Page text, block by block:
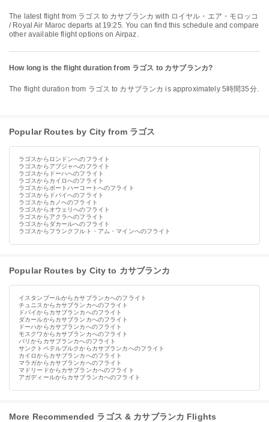
The latest flight from ラゴス to カサブランカ with ロイヤル・エア・モロッコ
/ Royal Air Maroc departs at 19:25. You can find this schedule and compare
other available flight options on Airpaz.
How long is the flight duration from ラゴス to カサブランカ?
The flight duration from ラゴス to カサブランカ is approximately 5時間35分.
Popular Routes by City from ラゴス
ラゴスからロンドンへのフライト
ラゴスからアブジャへのフライト
ラゴスからドーハへのフライト
ラゴスからカイロへのフライト
ラゴスからポートハーコートへのフライト
ラゴスからドバイへのフライト
ラゴスからカノへのフライト
ラゴスからオウェリへのフライト
ラゴスからアクラへのフライト
ラゴスからダカールへのフライト
ラゴスからフランクフルト・アム・マインへのフライト
Popular Routes by City to カサブランカ
イスタンブールからカサブランカへのフライト
チュニスからカサブランカへのフライト
ドバイからカサブランカへのフライト
ダカールからカサブランカへのフライト
ドーハからカサブランカへのフライト
モスクワからカサブランカへのフライト
パリからカサブランカへのフライト
サンクトペテルブルクからカサブランカへのフライト
カイロからカサブランカへのフライト
マラガからカサブランカへのフライト
マドリードからカサブランカへのフライト
アガディールからカサブランカへのフライト
More Recommended ラゴス & カサブランカ Flights